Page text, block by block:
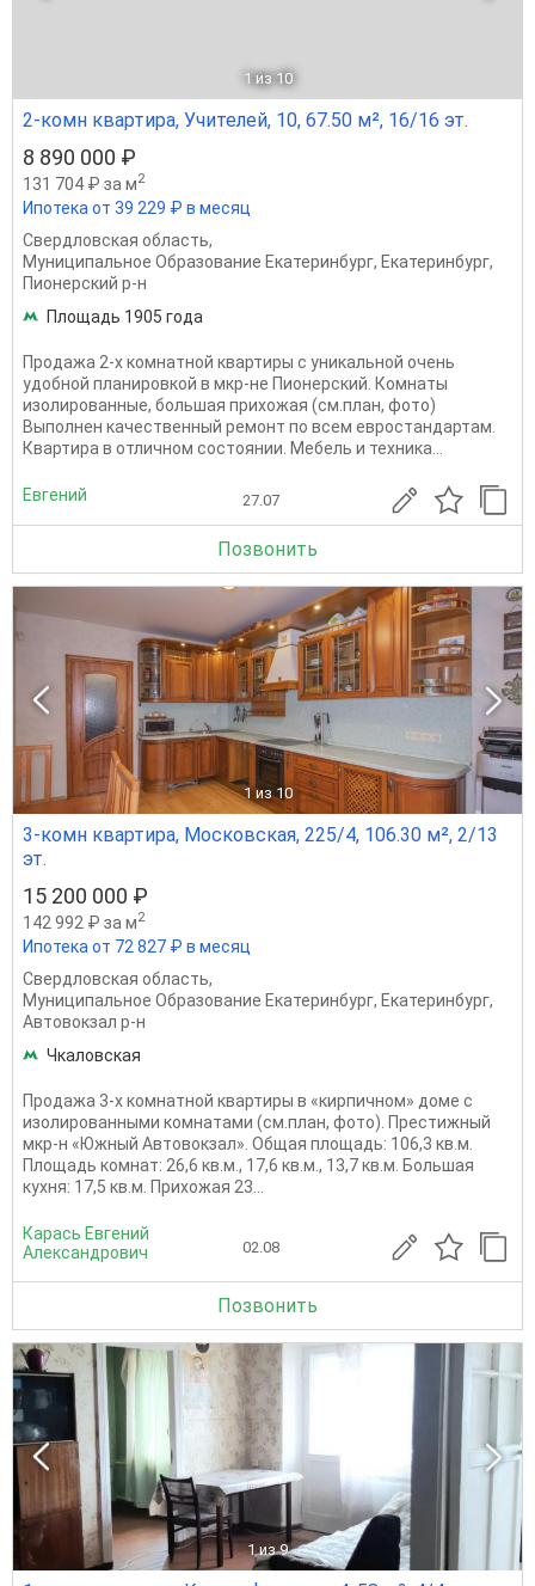
1 из 10
2-комн квартира, Учителей, 10, 67.50 м², 16/16 эт.
8 890 000 ₽
131 704 ₽ за м2
Ипотека от 39 229 ₽ в месяц
Свердловская область,
Муниципальное Образование Екатеринбург, Екатеринбург,
Пионерский р-н
Площадь 1905 года
Продажа 2-х комнатной квартиры с уникальной очень
удобной планировкой в мкр-не Пионерский. Комнаты
изолированные, большая прихожая (см.план, фото)
Выполнен качественный ремонт по всем евростандартам.
Квартира в отличном состоянии. Мебель и техника...
Евгений 27.07
Позвонить
1 из 10
3-комн квартира, Московская, 225/4, 106.30 м², 2/13
эт.
15 200 000 ₽
142 992 ₽ за м2
Ипотека от 72 827 ₽ в месяц
Свердловская область,
Муниципальное Образование Екатеринбург, Екатеринбург,
Автовокзал р-н
Чкаловская
Продажа 3-х комнатной квартиры в «кирпичном» доме с
изолированными комнатами (см.план, фото). Престижный
мкр-н «Южный Автовокзал». Общая площадь: 106,3 кв.м.
Площадь комнат: 26,6 кв.м., 17,6 кв.м., 13,7 кв.м. Большая
кухня: 17,5 кв.м. Прихожая 23...
Карась Евгений
Александрович
02.08
Позвонить
1 из 9